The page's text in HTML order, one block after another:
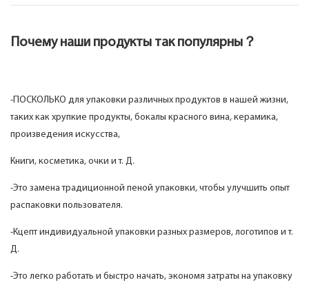
Почему наши продукты так популярны？
-ПОСКОЛЬКО для упаковки различных продуктов в нашей жизни,
таких как хрупкие продукты, бокалы красного вина, керамика,
произведения искусства,
Книги, косметика, очки и т. Д.
-Это замена традиционной пеной упаковки, чтобы улучшить опыт
распаковки пользователя.
-Кцепт индивидуальной упаковки разных размеров, логотипов и т.
Д.
-Это легко работать и быстро начать, экономя затраты на упаковку